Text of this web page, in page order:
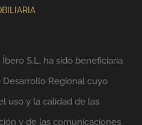
S.L. ha sido beneficiaria
Regional cuyo
uso y la calidad de las
y de las comunicaciones